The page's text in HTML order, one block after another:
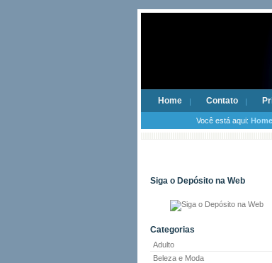
Home Contato
Você está aqui: Home
Siga o Depósito na Web
Categorias
Adulto
Beleza e Moda